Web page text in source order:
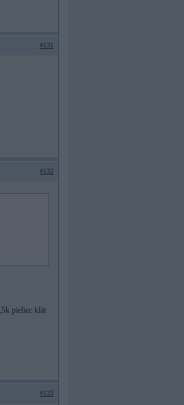
#131
#132
pieliec klāt
#133